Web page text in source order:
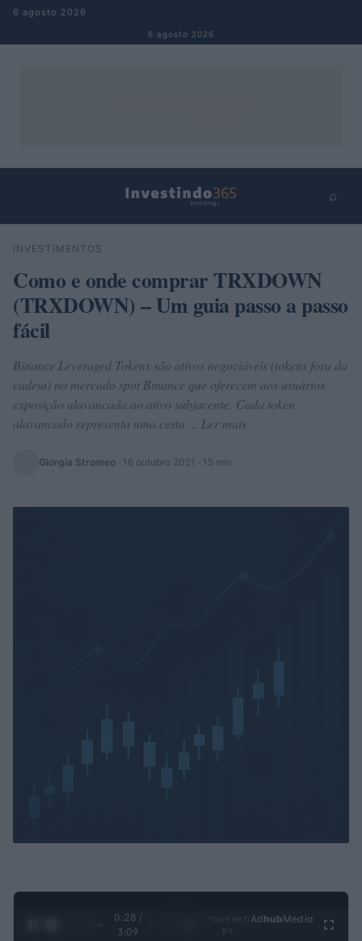
Pular para o conteúdo
6 agosto 2026
6 agosto 2026
⌕
Buscar
INVESTIMENTOS
Como e onde comprar TRXDOWN
(TRXDOWN) – Um guia passo a passo
fácil
Binance Leveraged Tokens são ativos negociáveis ​​(tokens fora da
cadeia) no mercado spot Binance que oferecem aos usuários
exposição alavancada ao ativo subjacente. Cada token
alavancado representa uma cesta ... Ler mais
Giorgia Stromeo · 16 outubro 2021 · 15 min
0:29 /
3:09
Ad hubMedia